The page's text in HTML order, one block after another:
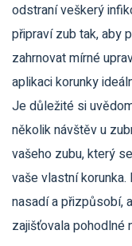
odstraní veškerý
připraví zub tak, aby
zahrnovat mírné
aplikaci korunky
Je důležité si
několik návštěv u
vašeho zubu, který
vaše vlastní
nasadí a přizpůsobí,
zajišťovala pohodlné